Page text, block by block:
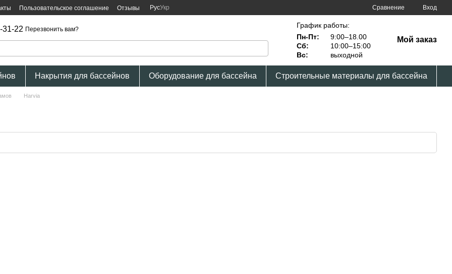
Пользовательское соглашение Отзывы РусУкр Сравнение Вход
31-22 Перезвонить вам?
График работы:
Пн-Пт:
9:00–18.00
Сб:
10:00–15:00
Вс:
выходной
Мой заказ
Накрытия для бассейнов Оборудование для бассейна Строительные материалы для бассейна
Harvia